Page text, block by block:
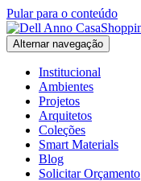
Pular para o conteúdo
Alternar navegação
Institucional
Ambientes
Projetos
Arquitetos
Coleções
Smart Materials
Blog
Solicitar Orçamento